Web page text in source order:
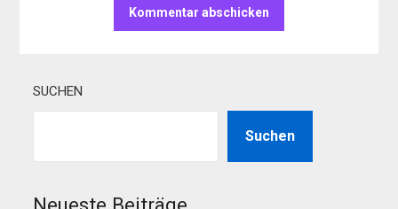
SUCHEN
Suchen